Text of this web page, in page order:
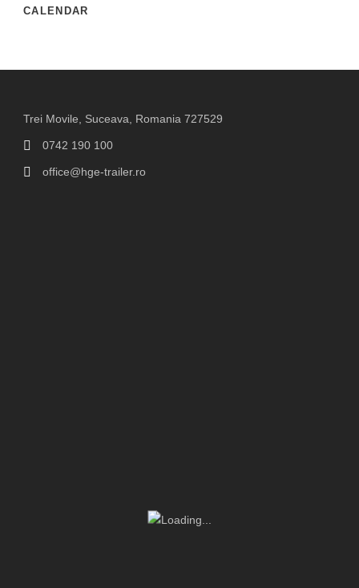
CALENDAR
Trei Movile, Suceava, Romania 727529
0742 190 100
office@hge-trailer.ro